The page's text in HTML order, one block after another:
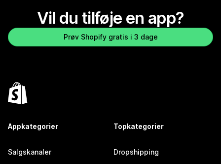
Vil du tilføje en app?
Prøv Shopify gratis i 3 dage
Appkategorier
Salgskanaler
Topkategorier
Dropshipping